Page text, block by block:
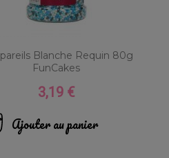
Blanche Requin 80g
FunCakes
Prix
3,19 €
Ajouter au panier